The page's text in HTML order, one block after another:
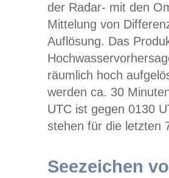
der Radar- mit den
Mittelung von
Auflösung. Das
räumlich hoch
werden ca. 30
UTC ist gegen 0130
stehen für die letzten
Seezeichen